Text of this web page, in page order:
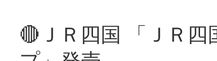
🔴ＪＲ四国 「ＪＲ